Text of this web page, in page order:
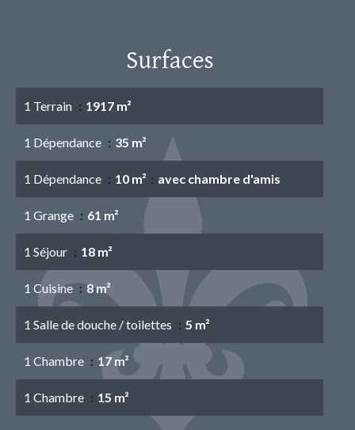
Surfaces
1 Terrain 1917 m²
1 Dépendance 35 m²
1 Dépendance 10 m² avec chambre d'amis
1 Grange 61 m²
1 Séjour 18 m²
1 Cuisine 8 m²
1 Salle de douche / toilettes 5 m²
1 Chambre 17 m²
1 Chambre 15 m²